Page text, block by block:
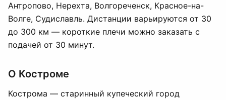
Антропово, Нерехта, Волгореченск, Красное-на-
Волге, Судиславль. Дистанции варьируются от 30
до 300 км — короткие плечи можно заказать с
подачей от 30 минут.
О Костроме
Кострома — старинный купеческий город